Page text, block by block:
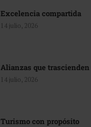
Excelencia compartida
14 julio, 2026
Alianzas que trascienden
14 julio, 2026
Turismo con propósito